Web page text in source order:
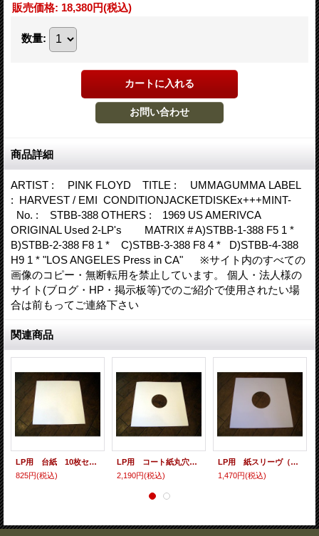
販売価格: 18,380円(税込)
数量:
商品詳細
ARTIST : PINK FLOYD TITLE : UMMAGUMMA LABEL
: HARVEST / EMI CONDITIONJACKETDISKEx+++MINT-
No. : STBB-388 OTHERS : 1969 US AMERIVCA
ORIGINAL Used 2-LP's MATRIX # A)STBB-1-388 F5 1 *
B)STBB-2-388 F8 1 * C)STBB-3-388 F8 4 * D)STBB-4-388
H9 1 * "LOS ANGELES Press in CA" ※サイト内のすべての
画像のコピー・無断転用を禁止しています。 個人・法人様の
サイト(ブログ・HP・掲示板等)でのご紹介で使用されたい場
合は前もってご連絡下さい
関連商品
LP用 台紙 10枚セット
825円(税込)
LP用 コート紙丸穴ジャケ 10枚セット
2,190円(税込)
LP用 紙スリーヴ（レギュラー 四角の角） 10枚セット
1,470円(税込)